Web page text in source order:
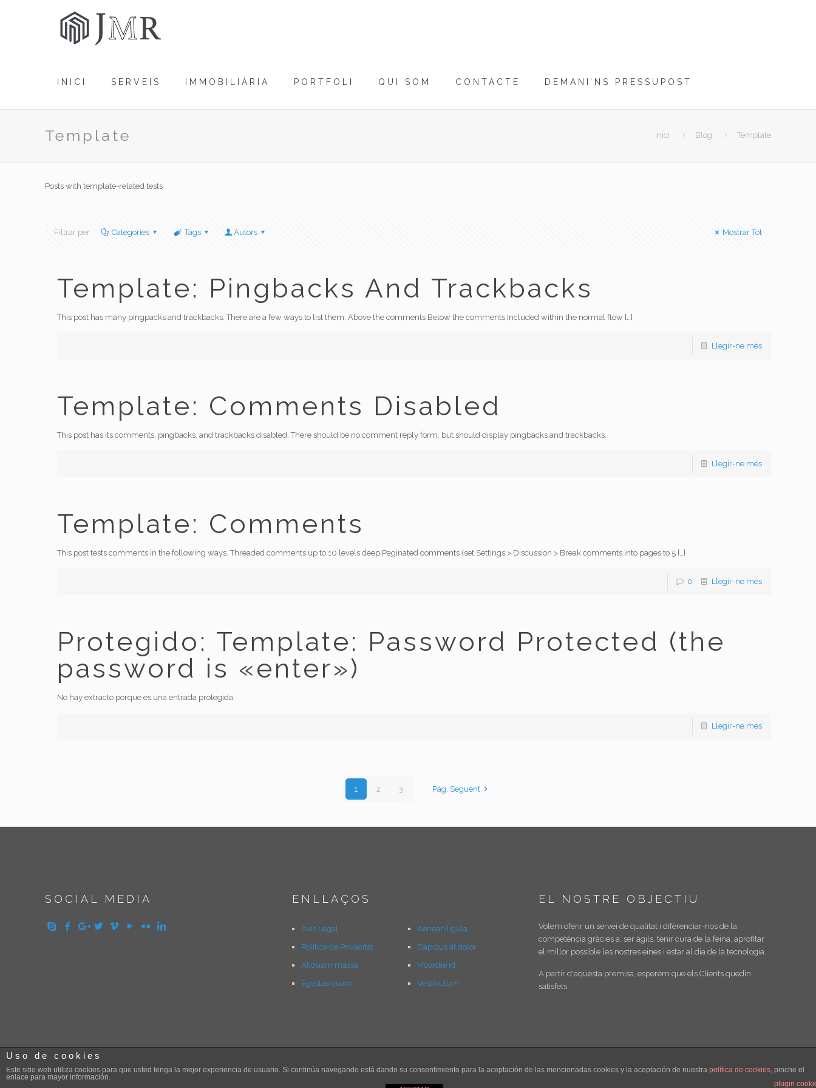
INICI SERVEIS IMMOBILIÀRIA PORTFOLI QUI SOM CONTACTE DEMANI’NS PRESSUPOST
Template Inici Blog Template
Posts with template-related tests
Filtrar per Categories Tags Autors Mostrar Tot
Template: Pingbacks And Trackbacks
This post has many pingpacks and trackbacks. There are a few ways to list them. Above the comments Below the comments Included within the normal flow […]
Llegir-ne més
Template: Comments Disabled
This post has its comments, pingbacks, and trackbacks disabled. There should be no comment reply form, but should display pingbacks and trackbacks.
Llegir-ne més
Template: Comments
This post tests comments in the following ways. Threaded comments up to 10 levels deep Paginated comments (set Settings > Discussion > Break comments into pages to 5 […]
0 Llegir-ne més
Protegido: Template: Password Protected (the
password is «enter»)
No hay extracto porque es una entrada protegida.
Llegir-ne més
1 2 3 Pág. Seguent
SOCIAL MEDIA ENLLAÇOS
Avís Legal
Política de Privacitat
Aliquam massa
Egestas quam
Aenean ligula
Dapibus at dolor
Molestie id
Vestibulum
EL NOSTRE OBJECTIU
Volem oferir un servei de qualitat i diferenciar-nos de la
competència gràcies a: ser àgils, tenir cura de la feina, aprofitar
el millor possible les nostres eines i estar al dia de la tecnologia.
A partir d'aquesta premisa, esperem que els Clients quedin
satisfets.
© 2026 360jmr.com. All Rights Reserved. Muffin group
Uso de cookies
Este sitio web utiliza cookies para que usted tenga la mejor experiencia de usuario. Si continúa navegando está dando su consentimiento para la aceptación de las mencionadas cookies y la aceptación de nuestra política de cookies, pinche el
enlace para mayor información.
plugin